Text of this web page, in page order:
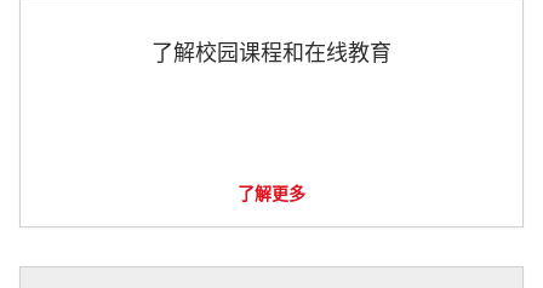
了解校园课程和在线教育
了解更多